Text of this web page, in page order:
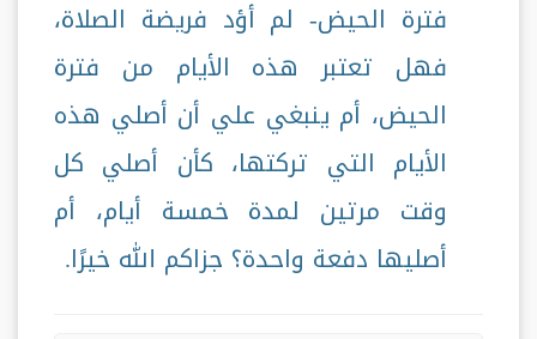
فترة الحيض- لم أؤد فريضة الصلاة،
فهل تعتبر هذه الأيام من فترة
الحيض، أم ينبغي علي أن أصلي هذه
الأيام التي تركتها، كأن أصلي كل
وقت مرتين لمدة خمسة أيام، أم
أصليها دفعة واحدة؟ جزاكم الله خيرًا.